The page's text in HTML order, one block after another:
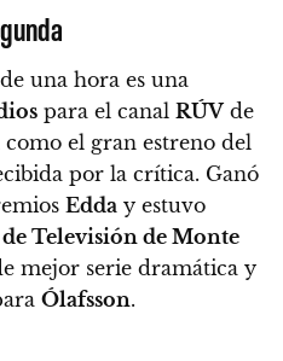
una hora es una
para el canal RÚVde
el gran estreno del
por la crítica. Ganó
Edda y estuvo
Televisión de Monte
mejor serie dramática y
Ólafsson.